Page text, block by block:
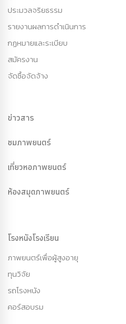
ประมวลจริยธรรม
รายงานผลการดำเนินการ
กฏหมายและระเบียบ
สมัครงาน
จัดซื้อจัดจ้าง
ข่าวสาร
ชมภาพยนตร์
เที่ยวหอภาพยนตร์
ห้องสมุดภาพยนตร์
โรงหนังโรงเรียน
ภาพยนตร์เพื่อผู้สูงอายุ
ทุนวิจัย
รถโรงหนัง
คอร์สอบรม